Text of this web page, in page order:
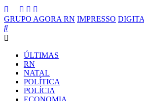
GRUPO AGORA RN IMPRESSO
ÚLTIMAS
RN
NATAL
POLÍTICA
POLÍCIA
ECONOMIA